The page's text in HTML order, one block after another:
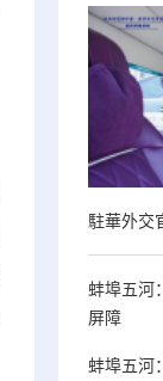
駐華外交
蚌埠五河
屏障
蚌埠五河